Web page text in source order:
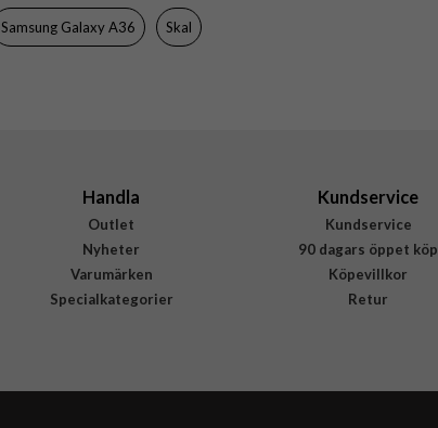
Samsung Galaxy A36 Skal
Handla
Outlet
Nyheter
Varumärken
Specialkategorier
Kundservice
Kundservice
90 dagars öppet köp
Köpevillkor
Retur